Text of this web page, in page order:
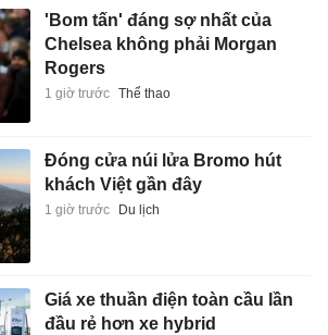
'Bom tấn' đáng sợ nhất của
Chelsea không phải Morgan
Rogers
1 giờ trước Thể thao
Đóng cửa núi lửa Bromo hút
khách Việt gần đây
1 giờ trước Du lịch
Giá xe thuần điện toàn cầu lần
đầu rẻ hơn xe hybrid